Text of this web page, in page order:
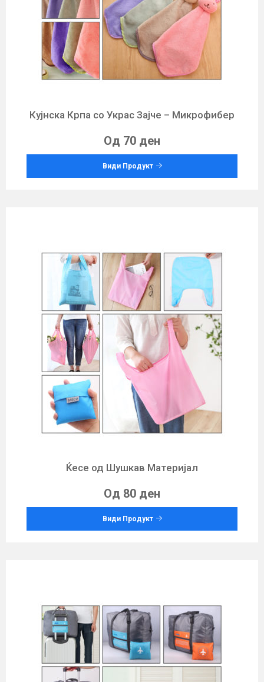
Кујнска Крпа со Украс Зајче – Микрофибер
Од 70 ден
Види Продукт
Ќесе од Шушкав Материјал
Од 80 ден
Види Продукт